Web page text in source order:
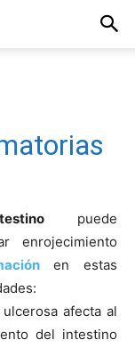
puede
enrojecimiento
en estas
afecta al
del intestino